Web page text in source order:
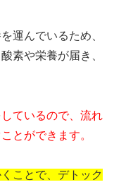
運んでいるため、
素や栄養が届き、
ているので、流れ
とができます。
ことで、デトック